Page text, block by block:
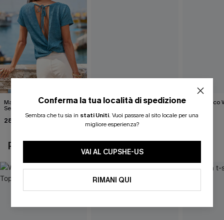
Maglietta blu Dream
Sequence
28,00 €
Fun Aura Black Top
28,00 €
Gilet bianco
40,00 €
POTREBBE INTERESSARTI ANCHE
Conferma la tua località di spedizione
Sembra che tu sia in stati Uniti. Vuoi passare al sito locale per una
migliore esperienza?
VAI AL CUPSHE-US
RIMANI QUI